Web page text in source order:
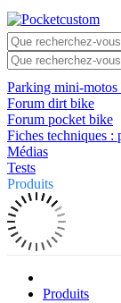
Parking mini-
Forum dirt bike
Forum pocket bike
Fiches techniques :
Médias
Tests
Produits
Produits